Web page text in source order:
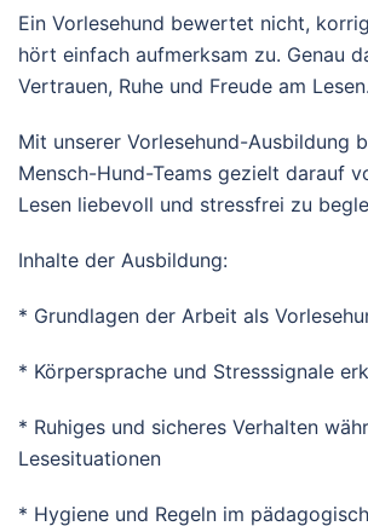
Ein Vorlesehund bewertet nicht,
hört einfach aufmerksam zu. Genau
Vertrauen, Ruhe und Freude am Lesen.
Mit unserer Vorlesehund-Ausbildung
Mensch-Hund-Teams gezielt darauf
Lesen liebevoll und stressfrei zu
Inhalte der Ausbildung:
* Grundlagen der Arbeit als
* Körpersprache und Stresssignale
* Ruhiges und sicheres Verhalten
Lesesituationen
* Hygiene und Regeln im